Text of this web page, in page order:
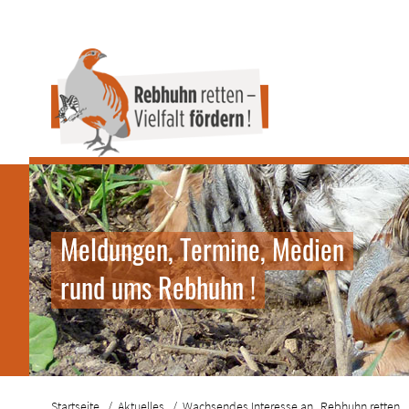
Meldungen, Termine, Medien
rund ums Rebhuhn !